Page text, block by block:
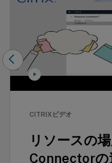
CITRIXビデオ
リソースの
Connectorの